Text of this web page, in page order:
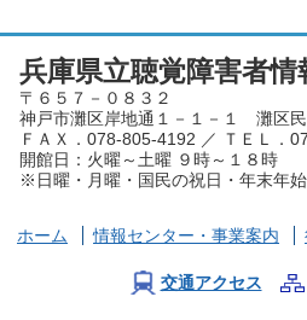
2024（令和6）年度 手話通訳者全国
した
2024.07.05
夏から秋にかけて、兵庫県芸術プレ
要約筆記付きのイベント案内が各種
んでみてください。
2023（令和６）年度 手話通訳者養
兵庫県立聴覚障害者
〒６５７－０８３２
神戸市灘区岸地通１－１－１ 灘区
ＦＡＸ．078-805-4192 ／ ＴＥＬ．
開館日：火曜～土曜 ９時～１８時
※日曜・月曜・国民の祝日・年末年
ホーム 情報センター ・事業案内
交通アクセス